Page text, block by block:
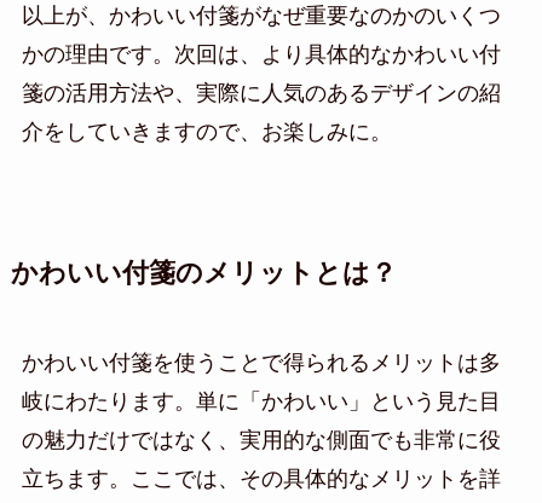
以上が、かわいい付箋がなぜ重要なのかのいくつ
かの理由です。次回は、より具体的なかわいい付
箋の活用方法や、実際に人気のあるデザインの紹
介をしていきますので、お楽しみに。
かわいい付箋のメリットとは？
かわいい付箋を使うことで得られるメリットは多
岐にわたります。単に「かわいい」という見た目
の魅力だけではなく、実用的な側面でも非常に役
立ちます。ここでは、その具体的なメリットを詳